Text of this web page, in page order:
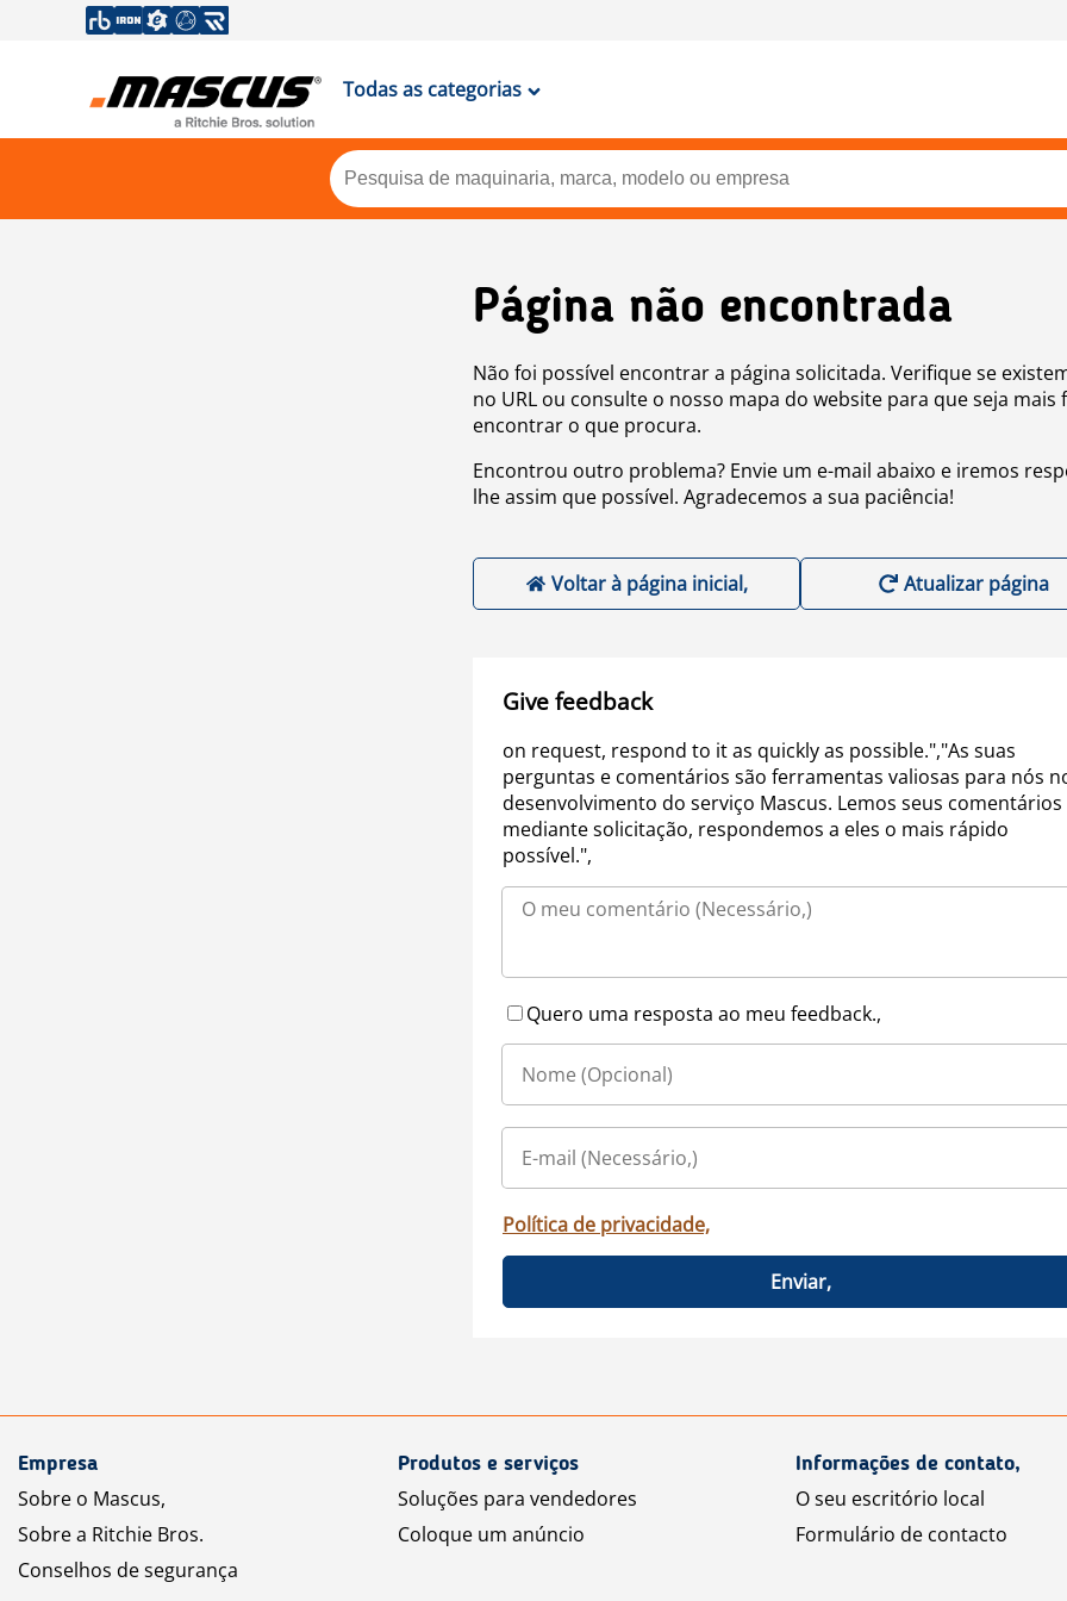
Todas as categorias
Página não encontrada
Não foi possível encontrar a página solicitada. Verifique se
no URL ou consulte o nosso mapa do website para que seja mais
encontrar o que procura.
Encontrou outro problema? Envie um e-mail abaixo e iremos
lhe assim que possível. Agradecemos a sua paciência!
Voltar à página inicial, Atualizar página
Give feedback
on request, respond to it as quickly as possible.","As suas
perguntas e comentários são ferramentas valiosas para nós
desenvolvimento do serviço Mascus. Lemos seus comentários
mediante solicitação, respondemos a eles o mais rápido
possível.",
Quero uma resposta ao meu feedback.,
Política de privacidade,
Enviar,
Empresa
Sobre o Mascus,
Sobre a Ritchie Bros.
Conselhos de segurança
Produtos e serviços
Soluções para vendedores
Coloque um anúncio
Informações de contato,
O seu escritório local
Formulário de contacto